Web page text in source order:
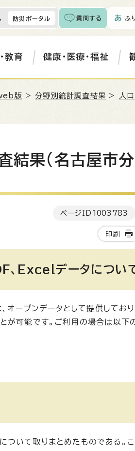
防災ポータル 質問する ふ
教育 健康・医療・福祉
版 >分野別統計調査結果 > 人
結果(名古屋市
ページID 1003783
印刷
、Excelデータについ
ープンデータとして提供しており
が可能です。ご利用の場合は以下
いて取りまとめたものである。